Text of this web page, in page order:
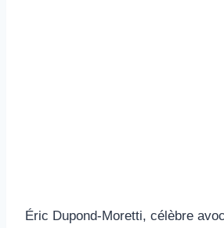
Éric Dupond-Moretti, célèbre